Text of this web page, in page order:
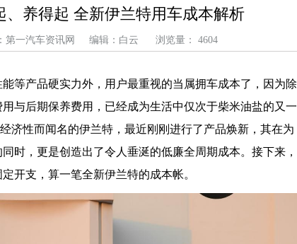
、养得起 全新伊兰特用车成本解析
一汽车资讯网 编辑：白云 浏览量： 4604
等产品硬实力外，用户最重视的当属拥车成本了，因为除
与后期保养费用，已经成为生活中仅次于柴米油盐的又一
济性而闻名的伊兰特，最近刚刚进行了产品焕新，其在为
时，更是创造出了令人垂涎的低廉全周期成本。接下来，
开支，算一笔全新伊兰特的成本帐。